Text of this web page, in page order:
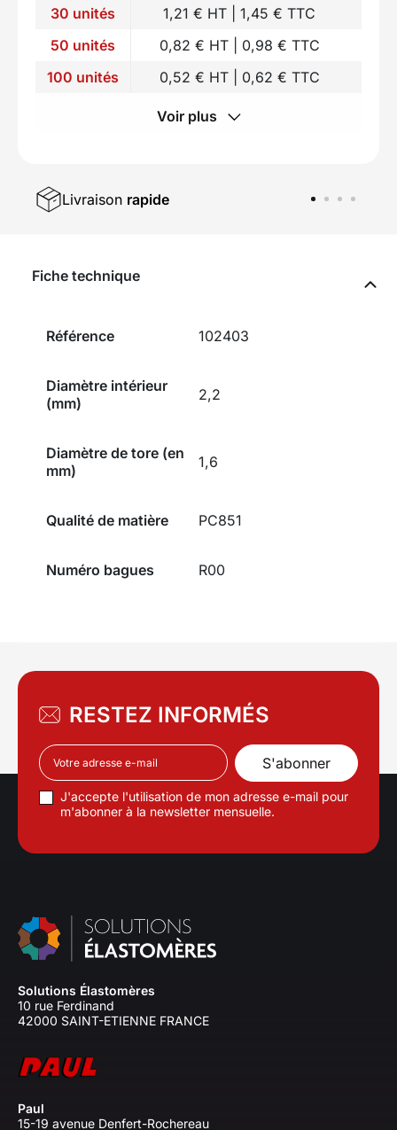
30 unités
1,21 € HT | 1,45 € TTC
50 unités
0,82 € HT | 0,98 € TTC
100 unités
0,52 € HT | 0,62 € TTC
Voir plus
Livraison rapide
Fiche technique
Référence 102403
Diamètre intérieur
(mm)
2,2
Diamètre de tore (en
mm)
1,6
Qualité de matière PC851
Numéro bagues R00
RESTEZ INFORMÉS
J'accepte l'utilisation de mon adresse e-mail pour
m'abonner à la newsletter mensuelle.
Solutions Élastomères
10 rue Ferdinand
42000 SAINT-ETIENNE FRANCE
Paul
15-19 avenue Denfert-Rochereau